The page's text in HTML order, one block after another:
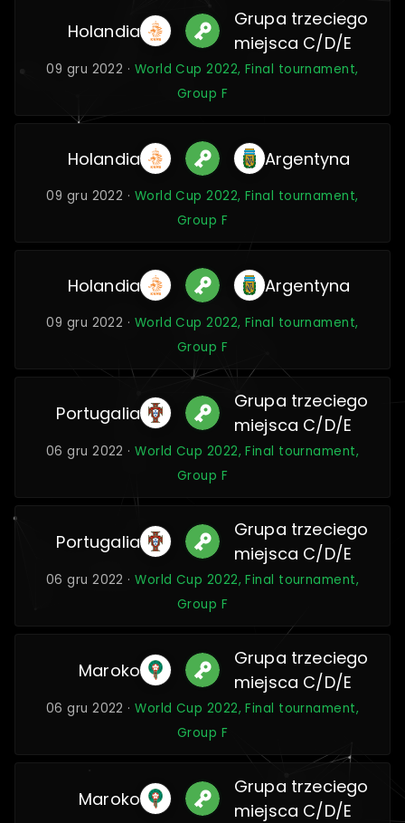
Holandia
Grupa trzeciego
miejsca C/D/E
09 gru 2022 · World Cup 2022, Final tournament,
Group F
Holandia Argentyna
09 gru 2022 · World Cup 2022, Final tournament,
Group F
Holandia Argentyna
09 gru 2022 · World Cup 2022, Final tournament,
Group F
Portugalia
Grupa trzeciego
miejsca C/D/E
06 gru 2022 ·World Cup 2022, Final tournament,
Group F
Portugalia
Grupa trzeciego
miejsca C/D/E
06 gru 2022 ·World Cup 2022, Final tournament,
Group F
Maroko
Grupa trzeciego
miejsca C/D/E
06 gru 2022 ·World Cup 2022, Final tournament,
Group F
Maroko
Grupa trzeciego
miejsca C/D/E